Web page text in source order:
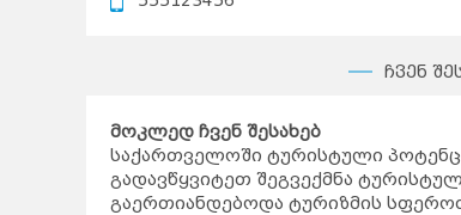
ჩვენ
მოკლედ ჩვენ შესახებ
საქართველოში ტურისტული
გადავწყვიტეთ შეგვექმნა
გაერთიანდებოდა ტურიზმის